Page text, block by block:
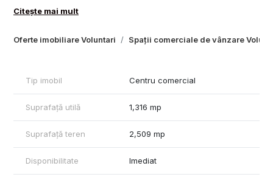
Oferte imobiliare Voluntari Spații comerciale de vânzare
✅ Suprafață construită: 1.316 mp
✅ Structura S+P+1
✅ Terasă spatioasa
✅ Clădire optimizată pentru activități comerciale – fost centru de
dresaj
București
✅ În apropiere: hypermarketuri, bănci, școală, service auto
tipuri de business: birouri, showroom, afterschool, spațiu de
producție, centru medical, școală privată sau chiar hub de
Citește mai mult
Tip imobil Centru comercial
Suprafață utilă 1,316 mp
Suprafață teren 2,509 mp
Disponibilitate Imediat